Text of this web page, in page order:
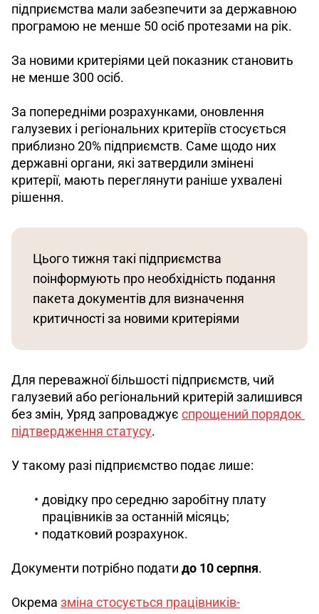
підприємства мали забезпечити за державною
програмою не менше 50 осіб протезами на рік.
За новими критеріями цей показник становить
не менше 300 осіб.
За попередніми розрахунками, оновлення
галузевих і регіональних критеріїв стосується
приблизно 20% підприємств. Саме щодо них
державні органи, які затвердили змінені
критерії, мають переглянути раніше ухвалені
рішення.
Цього тижня такі підприємства
поінформують про необхідність подання
пакета документів для визначення
критичності за новими критеріями
Для переважної більшості підприємств, чий
галузевий або регіональний критерій залишився
без змін, Уряд запроваджує спрощений порядок
підтвердження статусу.
У такому разі підприємство подає лише:
довідку про середню заробітну плату
працівників за останній місяць;
податковий розрахунок.
Документи потрібно подати до 10 серпня.
Окрема зміна стосується працівників-